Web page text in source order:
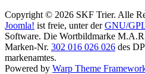
Copyright © 2026 SKF Trier. Alle
Joomla! ist freie, unter derGNU/
Software. Die Wortbildmarke
Marken-Nr. 302 016 026 026 des
markenamtes.
Powered by Warp Theme